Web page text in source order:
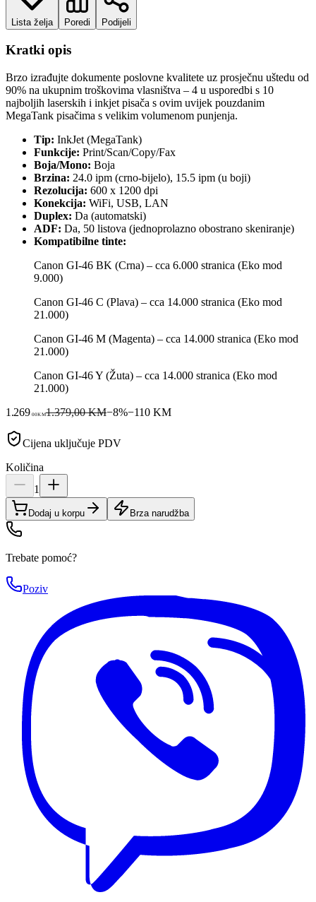
Lista želja Poredi Podijeli
Kratki opis
Brzo izrađujte dokumente poslovne kvalitete uz prosječnu uštedu od
90% na ukupnim troškovima vlasništva – 4 u usporedbi s 10
najboljih laserskih i inkjet pisača s ovim uvijek pouzdanim
MegaTank pisačima s velikim volumenom punjenja.
Tip: InkJet (MegaTank)
Funkcije: Print/Scan/Copy/Fax
Boja/Mono: Boja
Brzina: 24.0 ipm (crno-bijelo), 15.5 ipm (u boji)
Rezolucija: 600 x 1200 dpi
Konekcija: WiFi, USB, LAN
Duplex: Da (automatski)
ADF: Da, 50 listova (jednoprolazno obostrano skeniranje)
Kompatibilne tinte:
Canon GI-46 BK (Crna) – cca 6.000 stranica (Eko mod
9.000)
Canon GI-46 C (Plava) – cca 14.000 stranica (Eko mod
21.000)
Canon GI-46 M (Magenta) – cca 14.000 stranica (Eko mod
21.000)
Canon GI-46 Y (Žuta) – cca 14.000 stranica (Eko mod
21.000)
1.269 00KM1.379,00 KM−8%−110KM
Cijena uključuje PDV
Količina
1
Dodaj u korpu Brza narudžba
Trebate pomoć?
Poziv